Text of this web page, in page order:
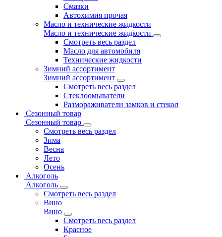
Смазки
Автохимия прочая
Масло и технические жидкости
Масло и технические жидкости
Смотреть весь раздел
Масло для автомобиля
Технические жидкости
Зимний ассортимент
Зимний ассортимент
Смотреть весь раздел
Стеклоомыватели
Размораживатели замков и стекол
Сезонный товар
Сезонный товар
Смотреть весь раздел
Зима
Весна
Лето
Осень
Алкоголь
Алкоголь
Смотреть весь раздел
Вино
Вино
Смотреть весь раздел
Красное